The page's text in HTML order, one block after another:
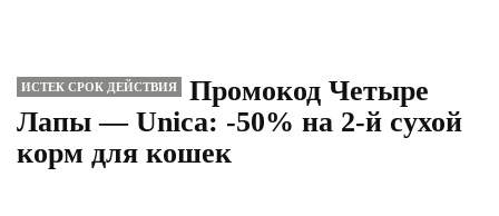
ИСТЕК СРОК ДЕЙСТВИЯ
Промокод Четыре
Лапы — Unica: -50% на 2-й сухой
корм для кошек